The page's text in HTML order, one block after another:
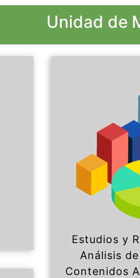
Unidad de
Estudios y
Análisis
Contenidos